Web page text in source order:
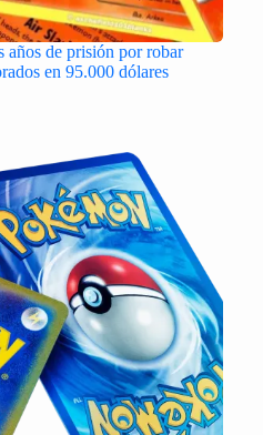
años de prisión por robar
en 95.000 dólares